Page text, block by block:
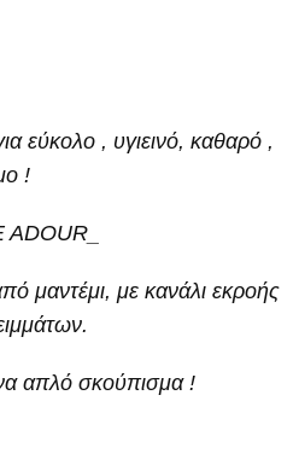
εύκολο , υγιεινό, καθαρό ,
!
ADOUR_
μαντέμι, με κανάλι εκροής
απλό σκούπισμα !